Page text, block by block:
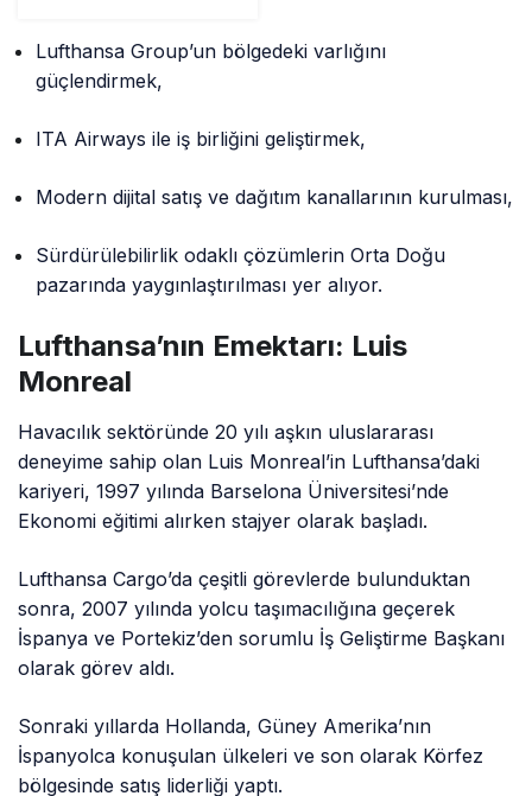
Lufthansa Group’un bölgedeki varlığını
güçlendirmek,
ITA Airways ile iş birliğini geliştirmek,
Modern dijital satış ve dağıtım kanallarının kurulması,
Sürdürülebilirlik odaklı çözümlerin Orta Doğu
pazarında yaygınlaştırılması yer alıyor.
Lufthansa’nın Emektarı: Luis
Monreal
Havacılık sektöründe 20 yılı aşkın uluslararası
deneyime sahip olan Luis Monreal’in Lufthansa’daki
kariyeri, 1997 yılında Barselona Üniversitesi’nde
Ekonomi eğitimi alırken stajyer olarak başladı.
Lufthansa Cargo’da çeşitli görevlerde bulunduktan
sonra, 2007 yılında yolcu taşımacılığına geçerek
İspanya ve Portekiz’den sorumlu İş Geliştirme Başkanı
olarak görev aldı.
Sonraki yıllarda Hollanda, Güney Amerika’nın
İspanyolca konuşulan ülkeleri ve son olarak Körfez
bölgesinde satış liderliği yaptı.